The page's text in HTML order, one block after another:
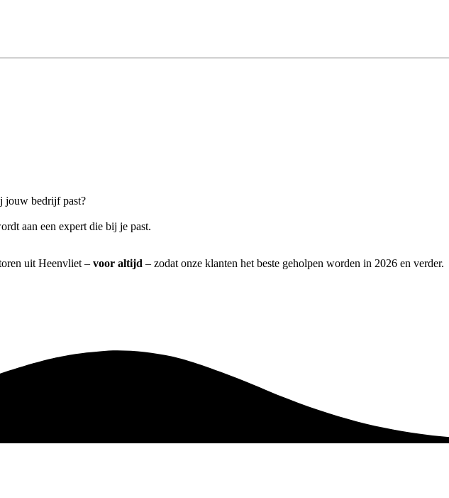
jouw bedrijf past?
aan een expert die bij je past.
uit Heenvliet – voor altijd – zodat onze klanten het beste geholpen worden in 2026 en verder.